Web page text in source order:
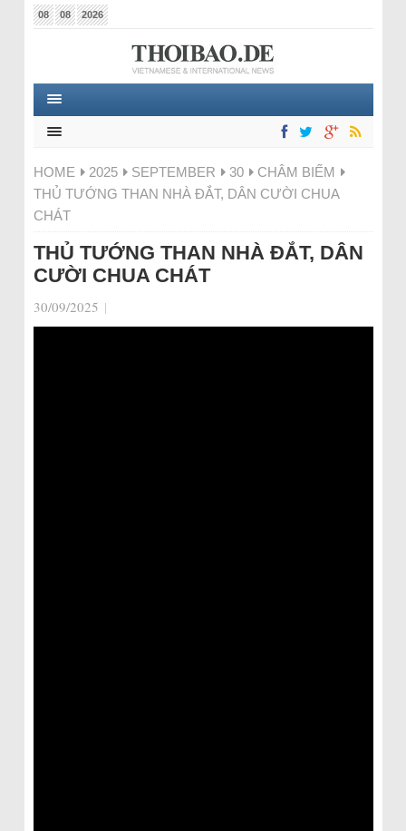
08 08 2026
HOME 2025 SEPTEMBER 30
CHÂM BIẾM
THỦ TƯỚNG THAN NHÀ ĐẮT, DÂN CƯỜI CHUA
CHÁT
THỦ TƯỚNG THAN NHÀ ĐẮT, DÂN
CƯỜI CHUA CHÁT
30/09/2025 |